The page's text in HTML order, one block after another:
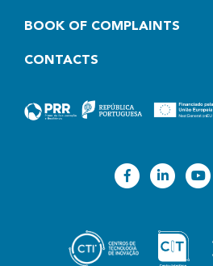
BOOK OF COMPLAINTS
CONTACTS